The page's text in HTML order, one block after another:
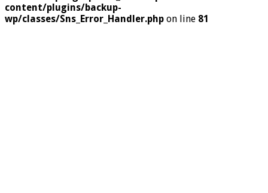
content/plugins/backup-
wp/classes/Sns_Error_Handler.php on line 81